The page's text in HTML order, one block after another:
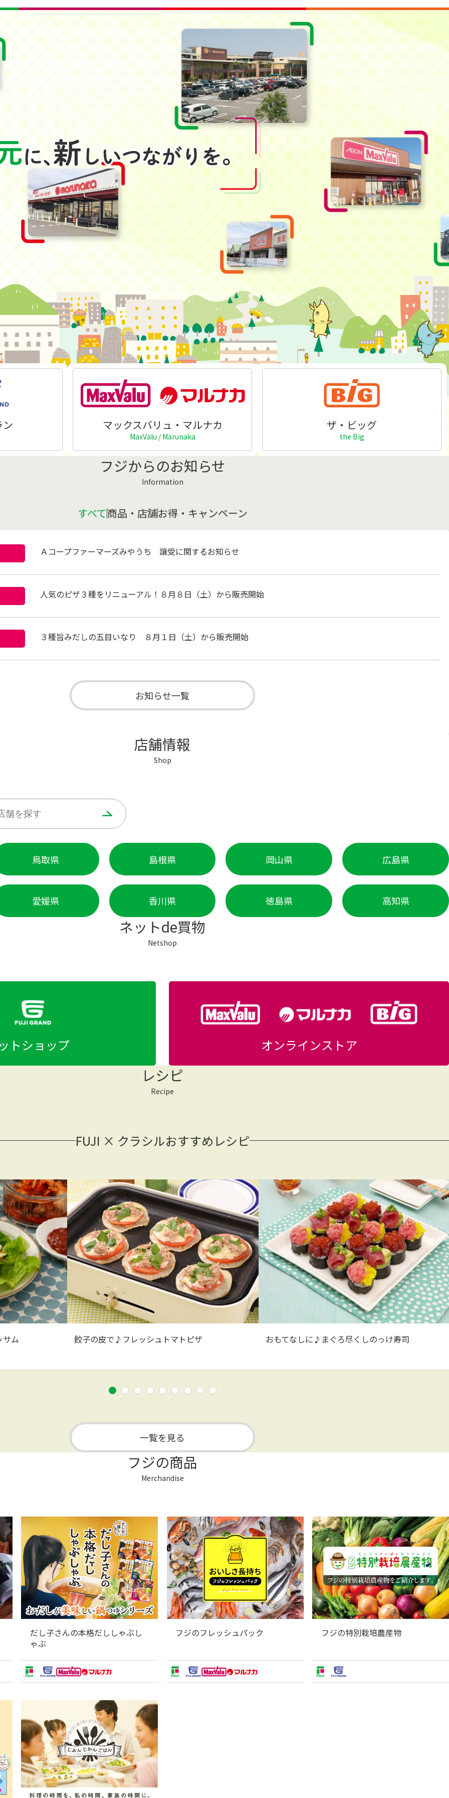
マックスバリュ・マルナカ
MaxValu / Marunaka
ザ・ビッグ
the Big
フジからのお知らせ
Information
すべて商品・店舗お得・キャンペーン
Ａコープファーマーズみやうち 譲受に関するお知らせ
人気のピザ３種をリニューアル！８月８日（土）から販売開始
３種旨みだしの五目いなり ８月１日（土）から販売開始
お知らせ一覧
店舗情報
Shop
鳥取県 島根県 岡山県 広島県
愛媛県 香川県 徳島県 高知県
ネットde買物
Netshop
トショップ オンラインストア
レシピ
Recipe
FUJI × クラシルおすすめレシピ
サム 餃子の皮で♪フレッシュトマトピザ おもてなしに♪まぐろ尽くしのっけ寿司
一覧を見る
フジの商品
Merchandise
だし子さんの本格だししゃぶし
ゃぶ
フジのフレッシュパック フジの特別栽培農産物